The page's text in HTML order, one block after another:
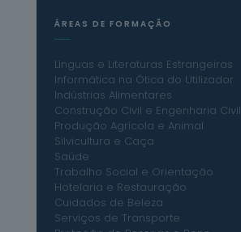
ÁREAS DE FORMAÇÃO
Línguas e Literaturas Estrangeiras
Informática na Ótica do Utilizador
Indústrias Alimentares
Construção Civil e Engenharia Civil
Produção Agrícola e Animal
Silvicultura e Caça
Saúde
Trabalho Social e Orientação
Hotelaria e Restauração
Cuidados de Beleza
Serviços de Transporte